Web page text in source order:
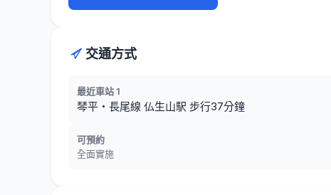
交通方式
最近車站 1
琴平・長尾線 仏生山駅 步行37分鐘
可預約
全面實施